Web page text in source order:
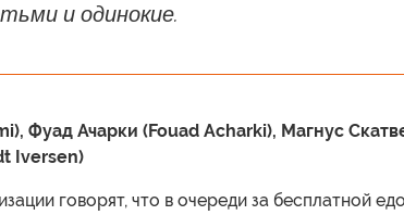
и одинокие.
Фуад Ачарки (Fouad Acharki), Магнус
Iversen)
говорят, что в очереди за бесплатной